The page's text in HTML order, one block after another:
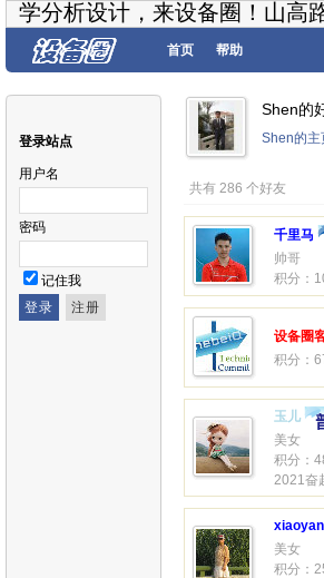
学分析设计，来设备圈！山高
首页 帮助
登录站点
用户名
密码
记住我
Shen的
Shen的主
共有 286 个好友
千里马
帅哥
积分：
设备圈
积分：
玉儿
美女
积分：
2021奋
美女
积分：